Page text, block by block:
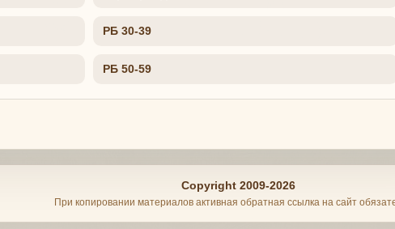
РБ 30-39
РБ 50-59
Copyright 2009-2026
При копировании материалов активная обратная ссылка на сайт